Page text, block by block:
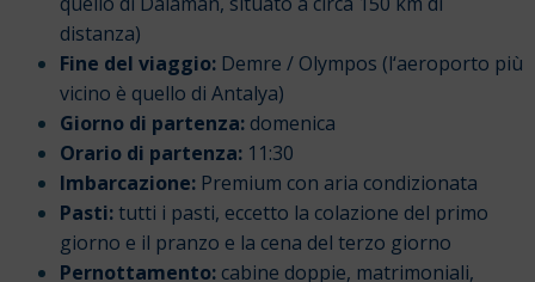
distanza)
Fine del viaggio: Demre / Olympos (l‘aeroporto più
vicino è quello di Antalya)
Giorno di partenza: domenica
Orario di partenza: 11:30
Imbarcazione: Premium con aria condizionata
Pasti:tutti i pasti, eccetto la colazione del primo
giorno e il pranzo e la cena del terzo giorno
Pernottamento: cabine doppie, matrimoniali,